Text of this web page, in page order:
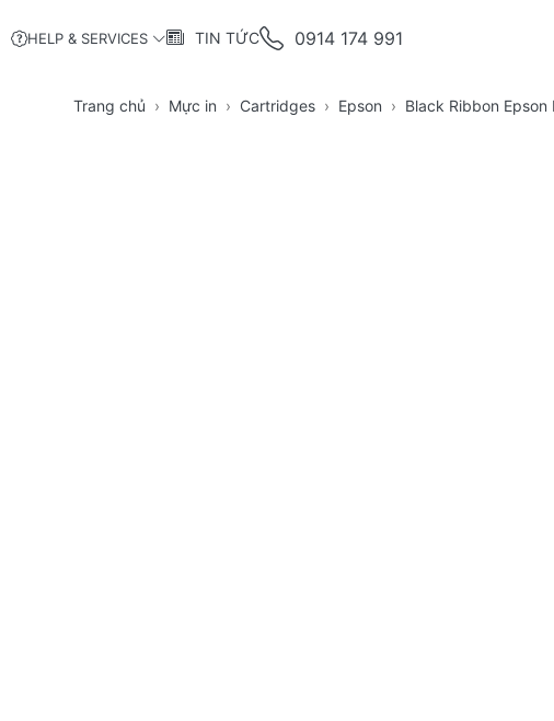
HELP & SERVICES TIN TỨC 0914 174 991
Trang chủ Mực in Cartridges Epson Black Ribbon